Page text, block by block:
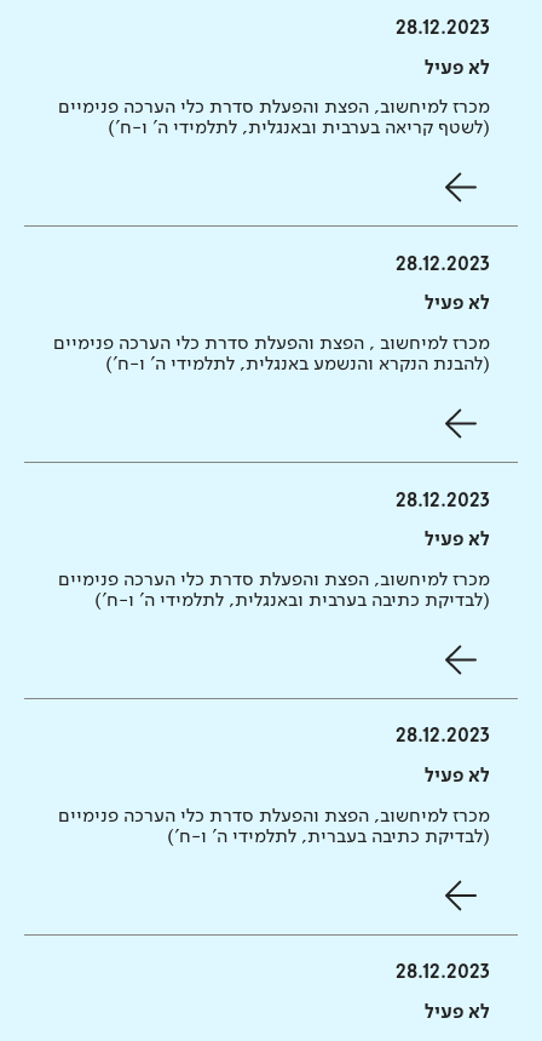
28.12.2023
לא פעיל
מכרז למיחשוב, הפצת והפעלת סדרת כלי הערכה פנימיים
(לשטף קריאה בערבית ובאנגלית, לתלמידי ה' ו-ח')
28.12.2023
לא פעיל
מכרז למיחשוב , הפצת והפעלת סדרת כלי הערכה פנימיים
(להבנת הנקרא והנשמע באנגלית, לתלמידי ה' ו-ח')
28.12.2023
לא פעיל
מכרז למיחשוב, הפצת והפעלת סדרת כלי הערכה פנימיים
(לבדיקת כתיבה בערבית ובאנגלית, לתלמידי ה' ו-ח')
28.12.2023
לא פעיל
מכרז למיחשוב, הפצת והפעלת סדרת כלי הערכה פנימיים
(לבדיקת כתיבה בעברית, לתלמידי ה' ו-ח')
28.12.2023
לא פעיל